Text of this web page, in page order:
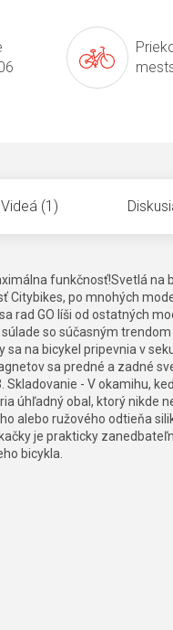
Videá (1)
funkčnosť!Svetlá na
Citybikes, po mnohých
rad GO líši od ostatných
so súčasným
sa na bicykel pripevnia v
sa predné a zadné
Skladovanie - V okamihu,
úhľadný obal, ktorý nikde
alebo ružového odtieňa
je prakticky
bicykla.